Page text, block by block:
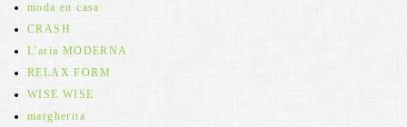
moda en casa
CRASH
L'aria MODERNA
RELAX FORM
WISE WISE
margherita